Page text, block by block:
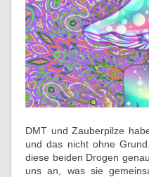
DMT und Zauberpilze
und das nicht ohne
diese beiden Drogen
uns an, was sie